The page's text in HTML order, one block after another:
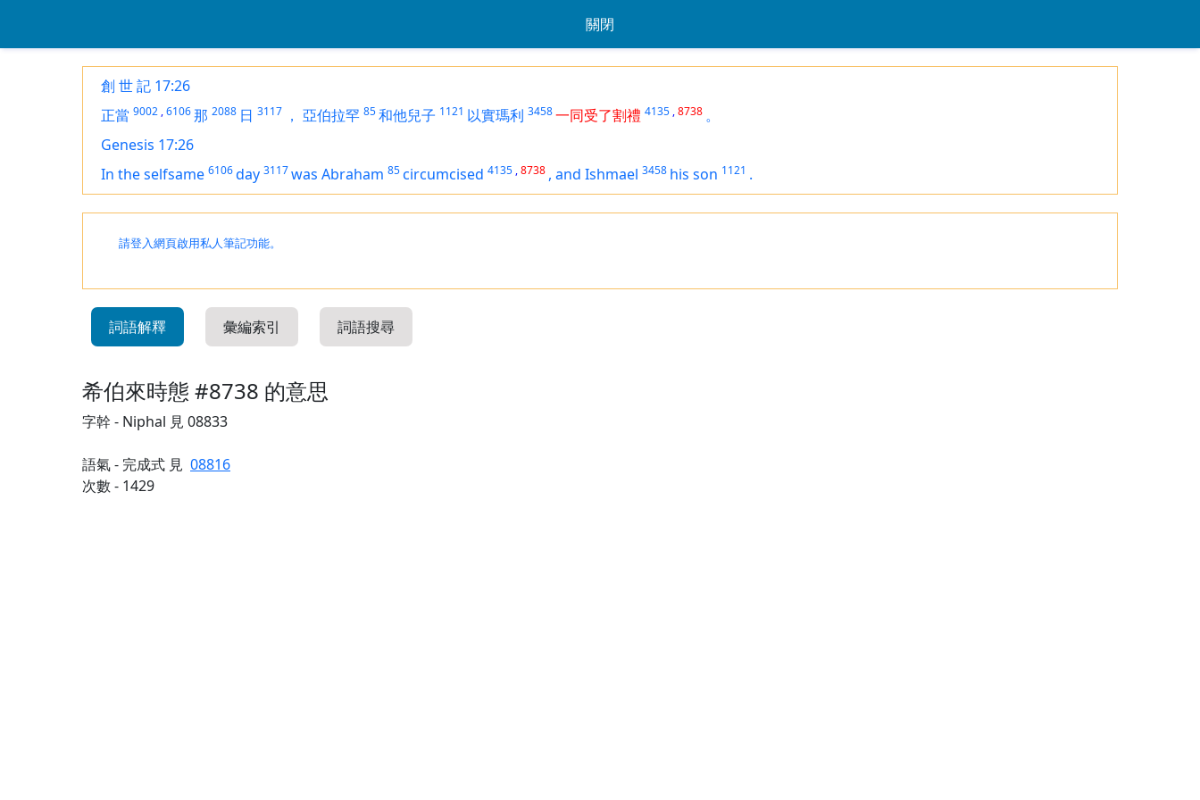
關閉
創 世 記 17:26
正當 9002 ,6106那 2088 日 3117 ， 亞伯拉罕 85和他兒子 1121 以實瑪利 3458一同受了割禮 4135 ,8738 。
Genesis 17:26
In the selfsame 6106day 3117was Abraham 85circumcised 4135 ,8738 , and Ishmael 3458 his son 1121 .
請登入網頁啟用私人筆記功能。
詞語解釋 彙編索引 詞語搜尋
希伯來時態 #8738 的意思
字幹 - Niphal 見 08833
語氣 - 完成式 見 08816
次數 - 1429